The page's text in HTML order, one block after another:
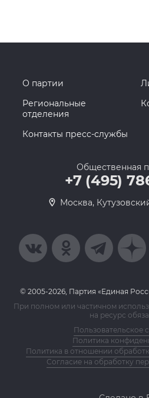
О партии
Региональные
отделения
Контакты пресс-службы
Общественная
+7 (495)
Москва,
© 2005-2026, Партия «Единая
При полном или частичном
на ресурс
Пользовательское
Политика
Политика в отношении
Согласие на обработку